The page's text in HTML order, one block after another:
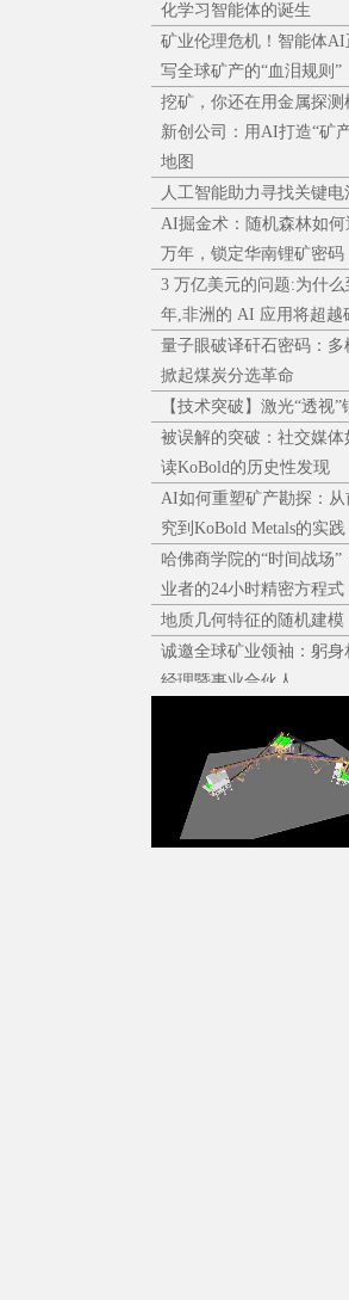
化学习智能体的诞生
矿业伦理危机！智能体AI
写全球矿产的“血泪规则”
挖矿，你还在用金属探测
新创公司：用AI打造“矿
地图
人工智能助力寻找关键电
AI掘金术：随机森林如何
万年，锁定华南锂矿密码
3 万亿美元的问题:为什么
年,非洲的 AI 应用将超越
量子眼破译矸石密码：多
掀起煤炭分选革命
【技术突破】激光“透视”
被误解的突破：社交媒体
读KoBold的历史性发现
AI如何重塑矿产勘探：从
究到KoBold Metals的实践
哈佛商学院的“时间战场”
业者的24小时精密方程式
地质几何特征的随机建模
诚邀全球矿业领袖：躬身
经理暨事业合伙人
分析与优化策略
第四届中非经贸博览会
开幕：中国选冶出海联盟
体亮相展会！